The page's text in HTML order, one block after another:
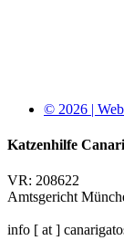
© 2026 |
Katzenhilfe
VR: 208622
Amtsgericht
info [ at ]